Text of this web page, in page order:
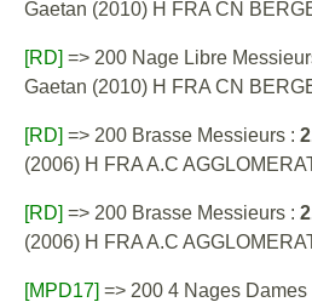
Gaetan (2010) H FRA CN
[RD] => 200 Nage Libre
Gaetan (2010) H FRA CN
[RD] => 200 Brasse Messieurs :
(2006) H FRA A.C
[RD] => 200 Brasse Messieurs :
(2006) H FRA A.C
[MPD17] => 200 4 Nages Dames